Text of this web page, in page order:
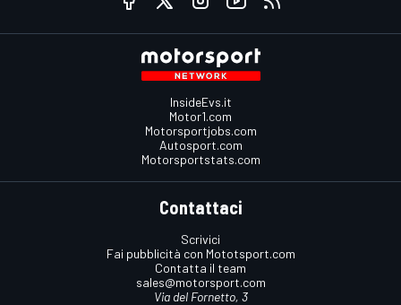
InsideEvs.it
Motor1.com
Motorsportjobs.com
Autosport.com
Motorsportstats.com
Contattaci
Scrivici
Fai pubblicità con Mototsport.com
Contatta il team
sales@motorsport.com
Via del Fornetto, 3